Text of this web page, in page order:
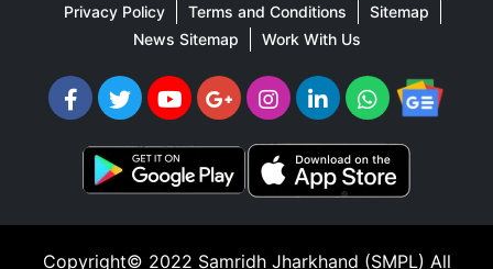
Privacy Policy
Terms and Conditions
Sitemap
News Sitemap
Work With Us
Copyright© 2022 Samridh Jharkhand (SMPL) All